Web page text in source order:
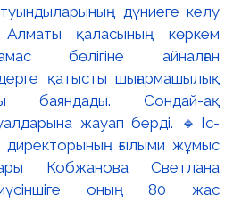
дүниеге келу
Алматы қаласының көркем
бөлігіне айналған
қатысты шығармашылық
баяндады. Сондай-ақ
жауап берді. 🔹Іс-
ғылыми жұмыс
Кобжанова Светлана
оның 80 жас